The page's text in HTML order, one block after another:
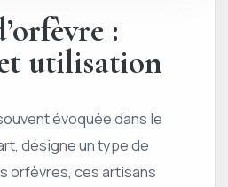
:
utilisation
évoquée dans le
désigne un type de
orfèvres, ces artisans